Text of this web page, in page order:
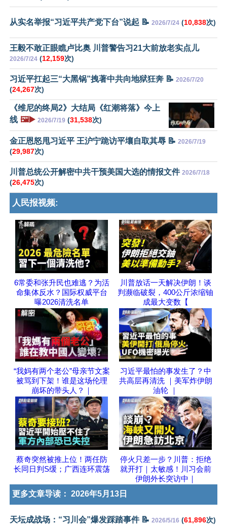
从实名举报“习近平共产党下台”说起 📝 2026/7/24 (10,838次)
王毅不敢正眼瞧卢比奥 川普警告习21大前放老实点儿
2026/7/24 (12,159次)
习近平扛起三“大黑锅”拽著中共向地狱狂奔 📝 2026/7/20
(24,267次)
《维尼的终局2》大结局《红潮将落》今上
线 🖼️▶️ 2026/7/19 (31,538次)
金正恩怒甩习近平 王沪宁跪访平壤自取其辱 📝 2026/7/19
(29,987次)
川普总统公开解密中共干预美国大选的情报文件 2026/7/18
(26,475次)
人民报视频:
6常委和张升民也难逃？为活
命集体反水？国际权威平台
曝2026清洗名单
川普放话一天解决伊朗！谈
判濒临破裂，400公斤浓缩铀
成最大变数【
“我妈有两个老公”母亲节文案
被骂到下架！谁是这场伦理
崩坏的带头人？｜
习近平最怕的事发生了？中
共高层再清洗 ｜美军炸伊朗
油轮 ｜
蔡奇突然被推上位！两任防
长同日判S缓；广西连环震荡
停火只差一步？川普：拒绝
就开打｜太敏感！川习会前
伊朗外长突访中｜
更多文章导读： 2026年5月13日
天坛成战场：“习川会”爆发踩踏事件 📝 2026/5/16 (61,896次)